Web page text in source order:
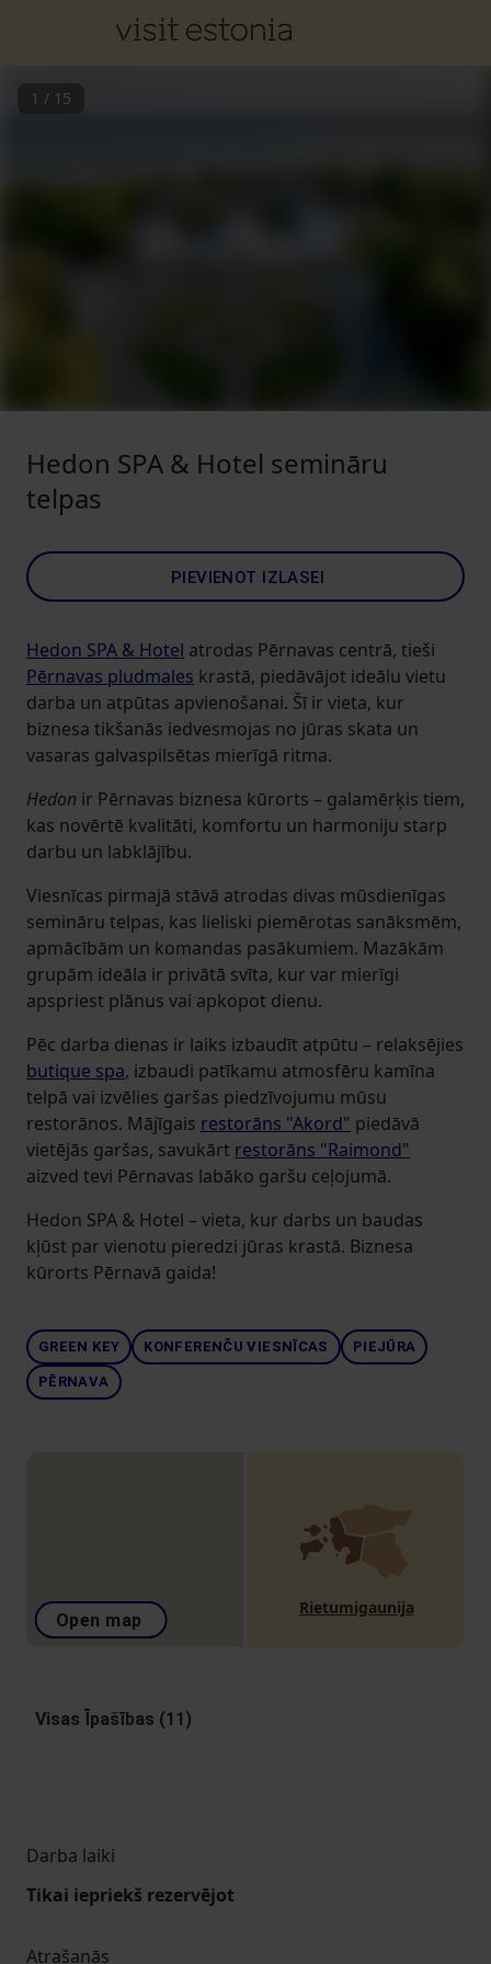
1 / 15
Hedon SPA & Hotel semināru
telpas
PIEVIENOT IZLASEI
Hedon SPA & Hotel atrodas Pērnavas centrā, tieši
Pērnavas pludmales krastā, piedāvājot ideālu vietu
darba un atpūtas apvienošanai. Šī ir vieta, kur
biznesa tikšanās iedvesmojas no jūras skata un
vasaras galvaspilsētas mierīgā ritma.
Hedon ir Pērnavas biznesa kūrorts – galamērķis tiem,
kas novērtē kvalitāti, komfortu un harmoniju starp
darbu un labklājību.
Viesnīcas pirmajā stāvā atrodas divas mūsdienīgas
semināru telpas, kas lieliski piemērotas sanāksmēm,
apmācībām un komandas pasākumiem. Mazākām
grupām ideāla ir privātā svīta, kur var mierīgi
apspriest plānus vai apkopot dienu.
Pēc darba dienas ir laiks izbaudīt atpūtu – relaksējies
butique spa, izbaudi patīkamu atmosfēru kamīna
telpā vai izvēlies garšas piedzīvojumu mūsu
restorānos. Mājīgais restorāns "Akord" piedāvā
vietējās garšas, savukārt restorāns "Raimond"
aizved tevi Pērnavas labāko garšu ceļojumā.
Hedon SPA & Hotel – vieta, kur darbs un baudas
kļūst par vienotu pieredzi jūras krastā. Biznesa
kūrorts Pērnavā gaida!
GREEN KEY KONFERENČU VIESNĪCAS PIEJŪRA
PĒRNAVA
Open map
Rietumigaunija
Visas Īpašības (11)
Darba laiki
Tikai iepriekš rezervējot
Atrašanās